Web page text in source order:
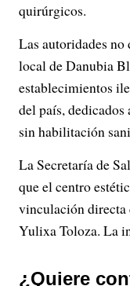
quirúrgicos.
Las autoridades no
local de Danubia
establecimientos
del país,
sin habilitación
La Secretaría de
que el centro
vinculación directa
Yulixa Toloza. La
¿Quiere